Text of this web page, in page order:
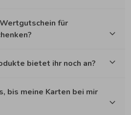
für
bietet ihr noch an?
bis meine Karten bei mir